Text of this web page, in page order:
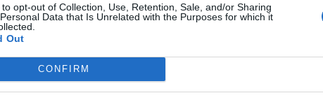
to opt-out of Collection, Use, Retention, Sale, and/or Sharing
Data that Is Unrelated with the Purposes for which it
Out
CONFIRM
σκάλες, σε μια στιγμή απροσεξίας. Όπως είπε,